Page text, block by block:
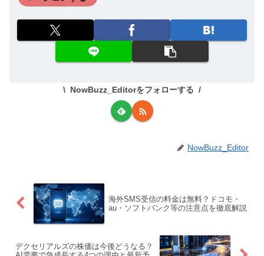
NowBuzz_Editorをフォローする
NowBuzz_Editor
海外SMS受信の料金は無料？ドコモ・
au・ソフトバンク等の注意点を徹底解説
デクセリアルズの株価は今後どうなる？